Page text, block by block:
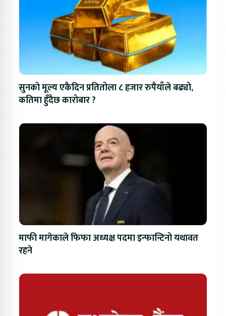
सुनको मूल्य एकैदिन प्रतितोला ८ हजार रुपैयाँले बढ्यो,
कतिमा हुँदैछ कारोबार ?
माफी मागेकाले फिफा अध्यक्ष पदमा इन्फान्टिनो यथावत
रहने